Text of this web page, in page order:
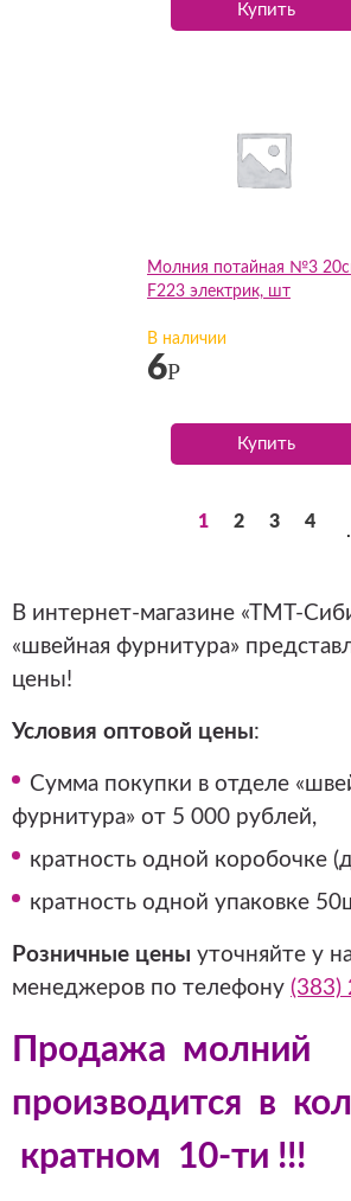
Купить
Молния потайная №3
F223 электрик, шт
В наличии
6Р
Купить
1 2 3 4
В интернет-магазине «ТМТ-
«швейная фурнитура»
цены!
Условия оптовой цены:
Сумма покупки в отделе
фурнитура» от 5 000 рублей,
кратность одной коробочке
кратность одной упаковке
Розничные цены уточняйте у
менеджеров по телефону (383)
Продажа молний
производится в
кратном 10-ти !!!